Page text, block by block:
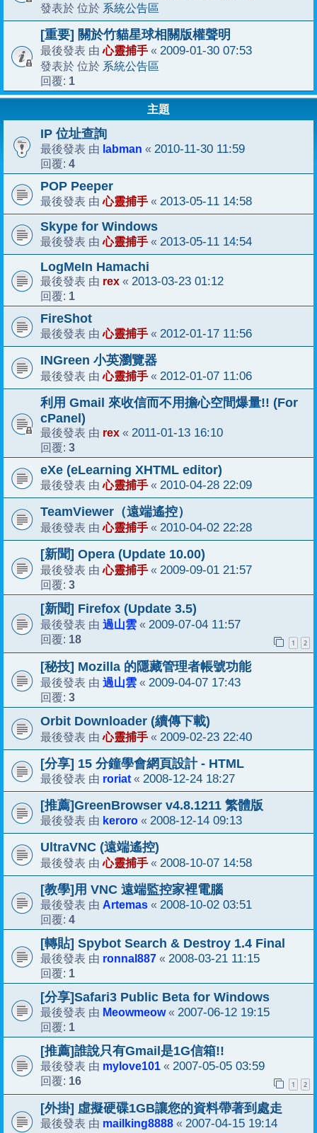
發表於 位於 系統公告區
[重要] 關於竹貓星球相關版權聲明
最後發表 由心靈捕手 « 2009-01-30 07:53
發表於 位於 系統公告區
回覆: 1
主題
IP 位址查詢
最後發表 由 labman « 2010-11-30 11:59
回覆: 4
POP Peeper
最後發表 由心靈捕手 « 2013-05-11 14:58
Skype for Windows
最後發表 由心靈捕手 « 2013-05-11 14:54
LogMeIn Hamachi
最後發表 由 rex « 2013-03-23 01:12
回覆: 1
FireShot
最後發表 由心靈捕手 « 2012-01-17 11:56
INGreen 小英瀏覽器
最後發表 由心靈捕手 « 2012-01-07 11:06
利用 Gmail 來收信而不用擔心空間爆量!! (For
cPanel)
最後發表 由 rex « 2011-01-13 16:10
回覆: 3
eXe (eLearning XHTML editor)
最後發表 由心靈捕手 « 2010-04-28 22:09
TeamViewer（遠端遙控）
最後發表 由心靈捕手 « 2010-04-02 22:28
[新聞] Opera (Update 10.00)
最後發表 由心靈捕手 « 2009-09-01 21:57
回覆: 3
[新聞] Firefox (Update 3.5)
最後發表 由 過山雲 « 2009-07-04 11:57
回覆: 18 1 2
[秘技] Mozilla 的隱藏管理者帳號功能
最後發表 由 過山雲 « 2009-04-07 17:43
回覆: 3
Orbit Downloader (續傳下載)
最後發表 由心靈捕手 « 2009-02-23 22:40
[分享] 15 分鐘學會網頁設計 - HTML
最後發表 由 roriat « 2008-12-24 18:27
[推薦]GreenBrowser v4.8.1211 繁體版
最後發表 由 keroro « 2008-12-14 09:13
UltraVNC (遠端遙控)
最後發表 由心靈捕手 « 2008-10-07 14:58
[教學]用 VNC 遠端監控家裡電腦
最後發表 由 Artemas « 2008-10-02 03:51
回覆: 4
[轉貼] Spybot Search & Destroy 1.4 Final
最後發表 由 ronnal887 « 2008-03-21 11:15
回覆: 1
[分享]Safari3 Public Beta for Windows
最後發表 由 Meowmeow« 2007-06-12 19:15
回覆: 1
[推薦]誰說只有Gmail是1G信箱!!
最後發表 由 mylove101 « 2007-05-05 03:59
回覆: 16 1 2
[外掛] 虛擬硬碟1GB讓您的資料帶著到處走
最後發表 由 mailking8888 « 2007-04-15 19:14